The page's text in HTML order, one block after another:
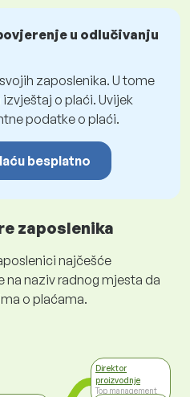
u odlučivanju
zaposlenika. U tome
o plaći. Uvijek
podatke o plaći.
besplatno
zaposlenika
najčešće
na naziv radnog mjesta da
o plaćama.
Direktor
proizvodnje
Top management